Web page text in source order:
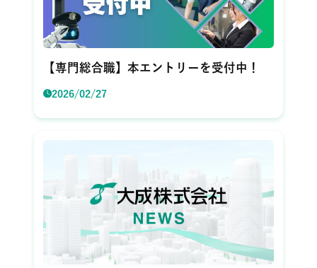
【専門総合職】本エントリーを受付中！
2026/02/27